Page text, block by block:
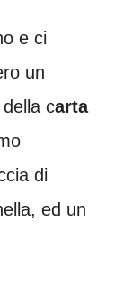
e ci
un
della carta
di
ed un